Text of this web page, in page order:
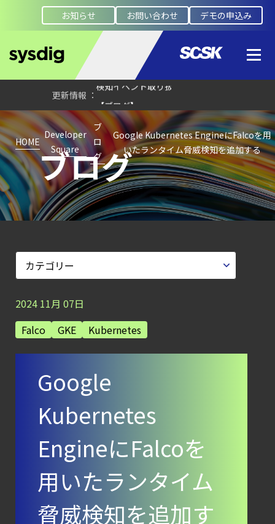
お知らせ お問い合わせ デモの申込み
JP1・
Illumio連携における自動隔離検証
検知イベント取り扱いの課題と解消策
AIワークロードのコンテナセキュリティ
｜LLM・
GPU環境を守る新しい視点
【ブログ】
CWPP（Cloud
Workload
クラウドワークロードを守る最新セキュリテ
【ブログ】
2026年6月
【ブログ】
CSPMとは？
クラウド構成ミスを未然に防ぐSecurity
Posture
Managementの全体像
コンテナセキュリティとは？
【ブログ】
CNAPP選定ガイド
ブログ
HOME
Developer
Square
ブ
ロ
グ
Google Kubernetes EngineにFalcoを用
いたランタイム脅威検知を追加する
2024 11月 07日
Falco
GKE Kubernetes
Google
Kubernetes
EngineにFalcoを
用いたランタイム
脅威検知を追加す